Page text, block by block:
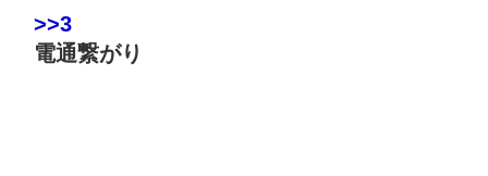
>>3
電通繋がり